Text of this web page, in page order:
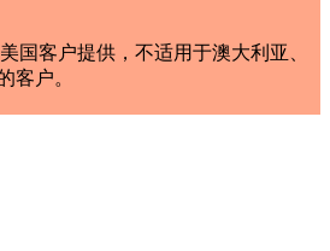
国客户提供，不适用于澳大利亚、
客户。